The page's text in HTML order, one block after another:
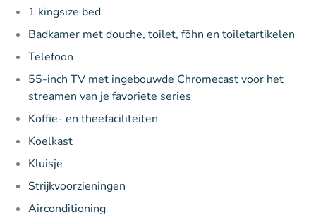
1 kingsize bed
Badkamer met douche, toilet, föhn en toiletartikelen
Telefoon
55-inch TV met ingebouwde Chromecast voor het
streamen van je favoriete series
Koffie- en theefaciliteiten
Koelkast
Kluisje
Strijkvoorzieningen
Airconditioning